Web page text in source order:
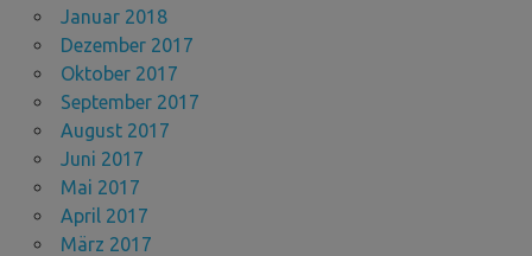
Januar 2018
Dezember 2017
Oktober 2017
September 2017
August 2017
Juni 2017
Mai 2017
April 2017
März 2017